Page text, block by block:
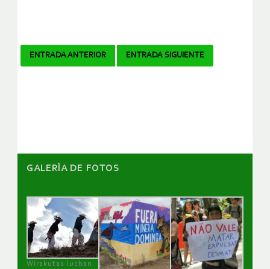
Navegador
ENTRADA ANTERIOR ENTRADA SIGUIENTE
GALERÌA DE FOTOS
Wirakutas luchan